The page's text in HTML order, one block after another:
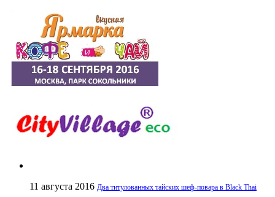
11 августа 2016 Два титулованных тайских шеф-повара в Black Thai